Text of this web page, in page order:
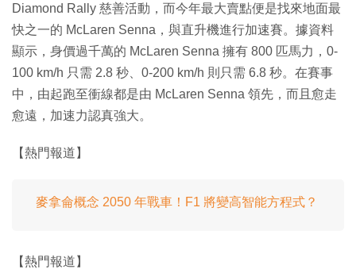
Diamond Rally 慈善活動，而今年最大賣點便是找來地面最
快之一的 McLaren Senna，與直升機進行加速賽。據資料
顯示，身價過千萬的 McLaren Senna 擁有 800 匹馬力，0-
100 km/h 只需 2.8 秒、0-200 km/h 則只需 6.8 秒。在賽事
中，由起跑至衝線都是由 McLaren Senna 領先，而且愈走
愈遠，加速力認真強大。
【熱門報道】
麥拿侖概念 2050 年戰車！F1 將變高智能方程式？
【熱門報道】